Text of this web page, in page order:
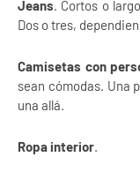
Jeans. Cortos o
Dos o tres,
Camisetas con
sean cómodas. Una
una allá.
Ropa interior.